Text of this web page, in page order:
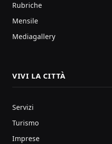
Rubriche
Mensile
Mediagallery
VIVI LA CITTÀ
Servizi
Turismo
Imprese